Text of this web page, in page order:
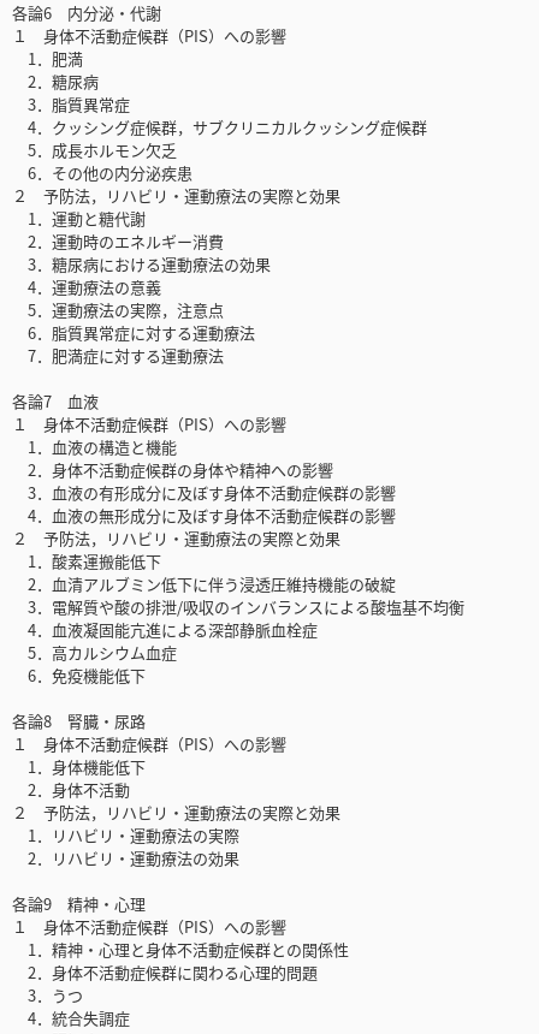
各論6 内分泌・代謝
１ 身体不活動症候群（PIS）への影響
1．肥満
2．糖尿病
3．脂質異常症
4．クッシング症候群，サブクリニカルクッシング症候群
5．成長ホルモン欠乏
6．その他の内分泌疾患
２ 予防法，リハビリ・運動療法の実際と効果
1．運動と糖代謝
2．運動時のエネルギー消費
3．糖尿病における運動療法の効果
4．運動療法の意義
5．運動療法の実際，注意点
6．脂質異常症に対する運動療法
7．肥満症に対する運動療法
各論7 血液
１ 身体不活動症候群（PIS）への影響
1．血液の構造と機能
2．身体不活動症候群の身体や精神への影響
3．血液の有形成分に及ぼす身体不活動症候群の影響
4．血液の無形成分に及ぼす身体不活動症候群の影響
２ 予防法，リハビリ・運動療法の実際と効果
1．酸素運搬能低下
2．血清アルブミン低下に伴う浸透圧維持機能の破綻
3．電解質や酸の排泄/吸収のインバランスによる酸塩基不均衡
4．血液凝固能亢進による深部静脈血栓症
5．高カルシウム血症
6．免疫機能低下
各論8 腎臓・尿路
１ 身体不活動症候群（PIS）への影響
1．身体機能低下
2．身体不活動
２ 予防法，リハビリ・運動療法の実際と効果
1．リハビリ・運動療法の実際
2．リハビリ・運動療法の効果
各論9 精神・心理
１ 身体不活動症候群（PIS）への影響
1．精神・心理と身体不活動症候群との関係性
2．身体不活動症候群に関わる心理的問題
3．うつ
4．統合失調症